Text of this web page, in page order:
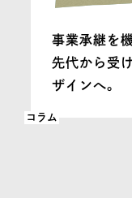
事業承継を
先代から受
ザインへ。
コラム